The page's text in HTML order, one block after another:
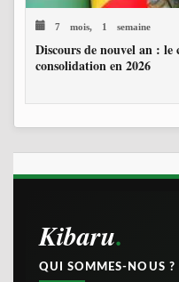
7 mois, 1 semaine
Discours de nouvel an :
consolidation en 2026
Kibaru
QUI SOMMES-NOUS ?